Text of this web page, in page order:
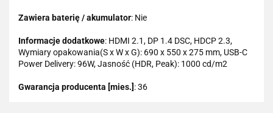
Zawiera baterię / akumulator: Nie
Informacje dodatkowe: HDMI 2.1, DP 1.4 DSC, HDCP 2.3,
Wymiary opakowania(S x W x G): 690 x 550 x 275 mm, USB-C
Power Delivery: 96W, Jasność (HDR, Peak): 1000 cd/m2
Gwarancja producenta [mies.] : 36